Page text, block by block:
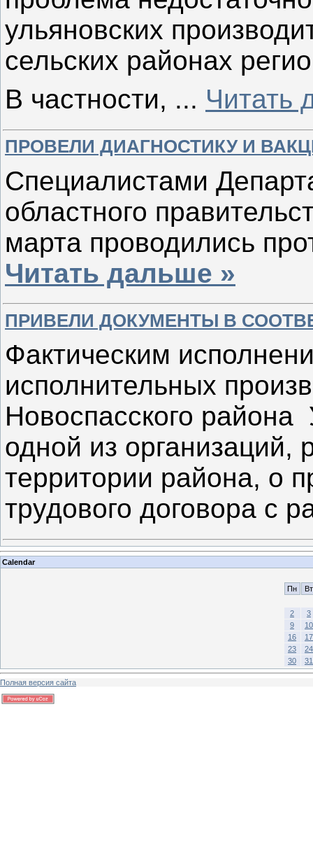
ульяновских
сельских районах
В частности, ... Читать
ПРОВЕЛИ ДИАГНОСТИКУ И
Специалистами
областного
марта проводились
Читать дальше »
ПРИВЕЛИ ДОКУМЕНТЫ В
Фактическим
исполнительных
Новоспасского района
одной из организаций,
территории района, о
трудового договора с
Calendar
Пн Вт
2
3
9
10
16
17
23
24
30
31
Полная версия сайта